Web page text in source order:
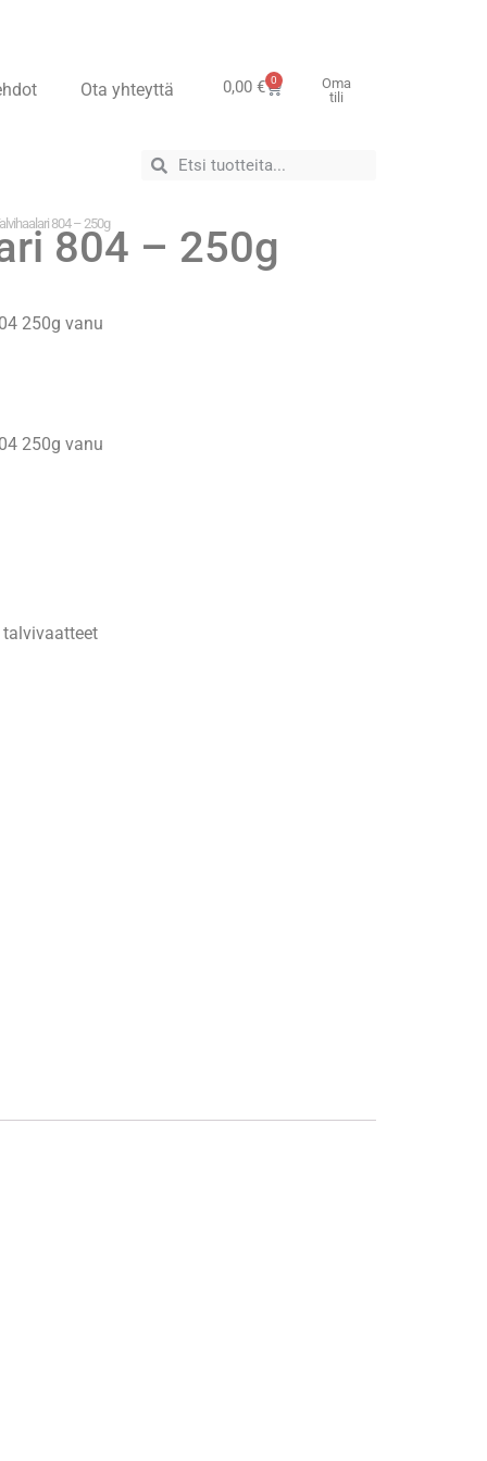
Ota yhteyttä 0,00€ 0
Oma
tili
804 – 250g
804 – 250g
250g vanu
250g vanu